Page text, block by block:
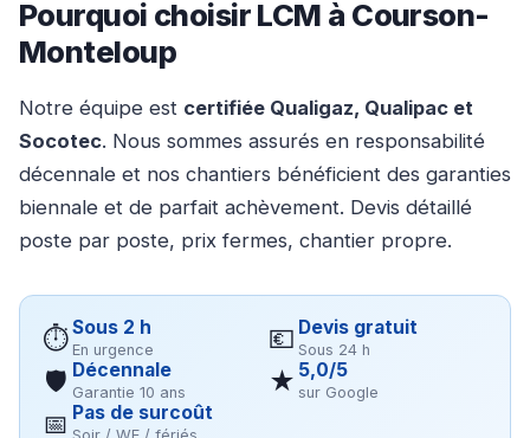
Pourquoi choisir LCM à Courson-
Monteloup
Notre équipe est certifiée Qualigaz, Qualipac et
Socotec. Nous sommes assurés en responsabilité
décennale et nos chantiers bénéficient des garanties
biennale et de parfait achèvement. Devis détaillé
poste par poste, prix fermes, chantier propre.
⏱Sous 2 h
En urgence 💶 Devis gratuit
Sous 24 h
🛡 Décennale
Garantie 10 ans ★ 5,0/5
sur Google
📅 Pas de surcoût